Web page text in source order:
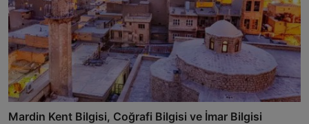
Mardin Kent Bilgisi, Coğrafi Bilgisi ve İmar Bilgisi